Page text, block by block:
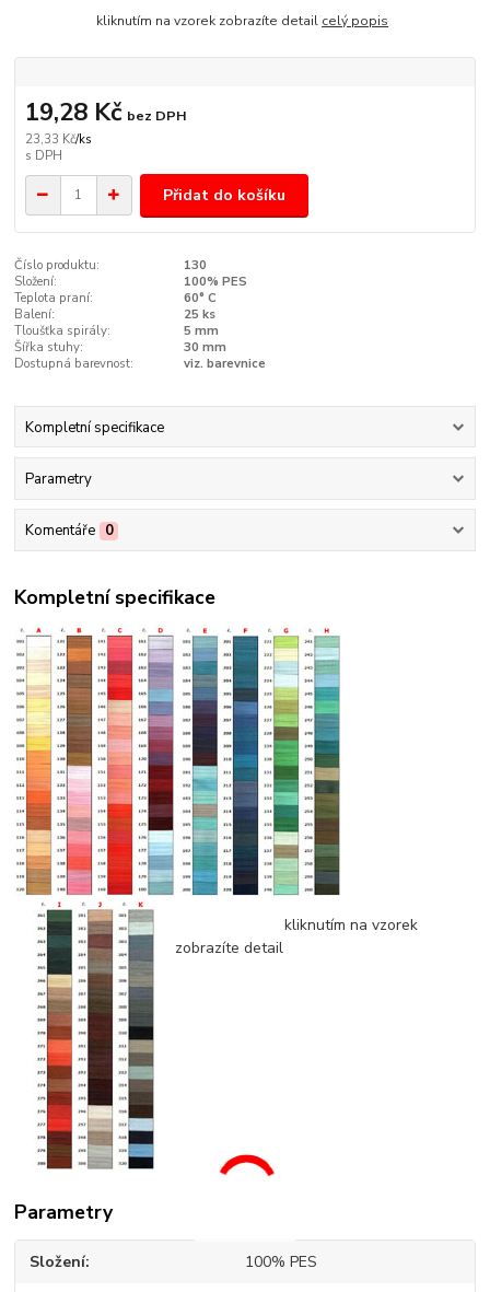
kliknutím na vzorek zobrazíte detail celý popis
23,33 Kč/ks
19,28 Kč bez DPH
Přidat do košíku
Číslo produktu:
130
Složení:
100% PES
Teplota praní:
60° C
Balení:
25 ks
Tloušťka spirály:
5 mm
Šířka stuhy:
30 mm
Dostupná barevnost:
viz. barevnice
Kompletní specifikace
Parametry
Komentáře 0
Kompletní specifikace
kliknutím na vzorek
zobrazíte detail
Parametry
Složení 100% PES